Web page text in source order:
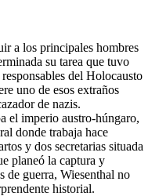
a los principales hombres
su tarea que tuvo
del Holocausto
uno de esos extraños
de nazis.
el imperio austro-húngaro,
donde trabaja hace
y dos secretarias situada
planeó la captura y
de guerra, Wiesenthal no
historial.